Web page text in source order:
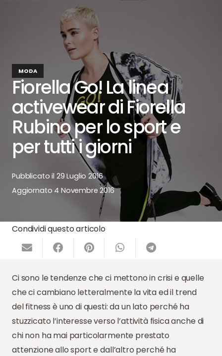
MODA
Fiorella Go! La linea
activewear di Fiorella
Rubino per lo sport e
per tutti i giorni
Pubblicato il 29 Luglio 2016
Aggiornato 4 Novembre 2016
Condividi questo articolo
Ci sono le tendenze che ci mettono in crisi e quelle
che ci cambiano letteralmente la vita ed il trend
del fitness è uno di questi: da un lato perché ha
stuzzicato l’interesse verso l’attività fisica anche di
chi non ha mai particolarmente prestato
attenzione allo sport e dall’altro perché ha